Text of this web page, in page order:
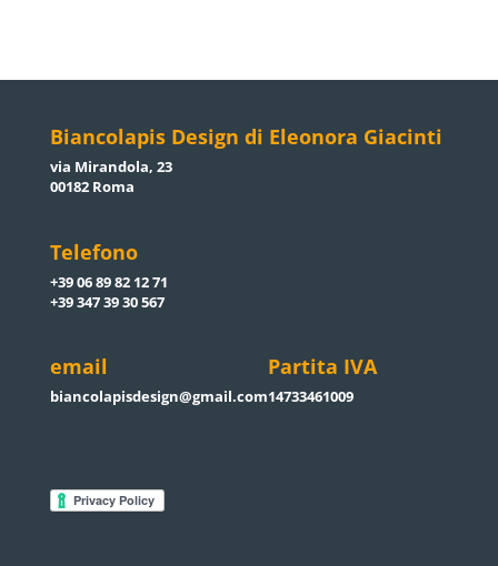
Biancolapis Design di Eleonora Giacinti
via Mirandola, 23
00182 Roma
Telefono
+39 06 89 82 12 71
+39 347 39 30 567
email
biancolapisdesign@gmail.com
Partita IVA
14733461009